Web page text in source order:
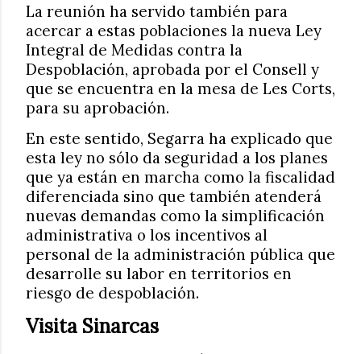
La reunión ha servido también para
acercar a estas poblaciones la nueva Ley
Integral de Medidas contra la
Despoblación, aprobada por el Consell y
que se encuentra en la mesa de Les Corts,
para su aprobación.
En este sentido, Segarra ha explicado que
esta ley no sólo da seguridad a los planes
que ya están en marcha como la fiscalidad
diferenciada sino que también atenderá
nuevas demandas como la simplificación
administrativa o los incentivos al
personal de la administración pública que
desarrolle su labor en territorios en
riesgo de despoblación.
Visita Sinarcas